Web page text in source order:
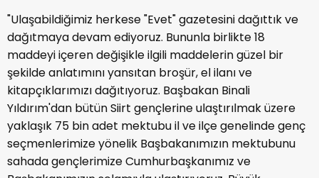
"Ulaşabildiğimiz herkese "Evet" gazetesini dağıttık ve
dağıtmaya devam ediyoruz. Bununla birlikte 18
maddeyi içeren değişikle ilgili maddelerin güzel bir
şekilde anlatımını yansıtan broşür, el ilanı ve
kitapçıklarımızı dağıtıyoruz. Başbakan Binali
Yıldırım'dan bütün Siirt gençlerine ulaştırılmak üzere
yaklaşık 75 bin adet mektubu il ve ilçe genelinde genç
seçmenlerimize yönelik Başbakanımızın mektubunu
sahada gençlerimize Cumhurbaşkanımız ve